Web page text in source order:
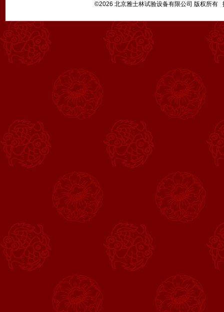
©2026 北京雅士林试验设备有限公司 版权所有